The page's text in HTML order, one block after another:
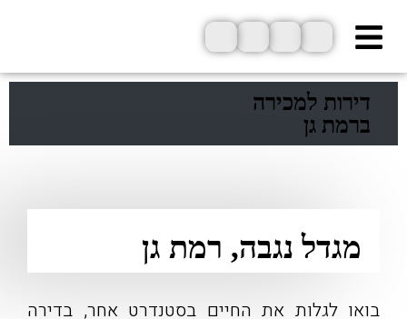
לתוכן
דירות למכירה
ברמת גן
מגדל נגבה, רמת גן
בואו לגלות את החיים בסטנדרט אחר, בדירה